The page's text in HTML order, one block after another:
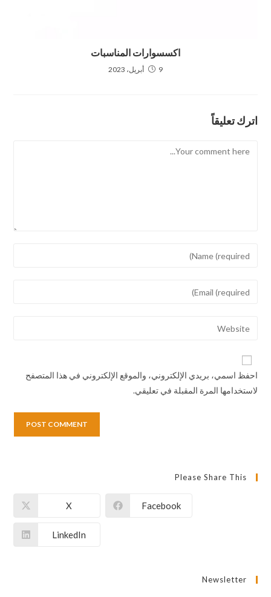
اكسسوارات المناسبات
9 أبريل، 2023
اترك تعليقاً
احفظ اسمي، بريدي الإلكتروني، والموقع الإلكتروني في هذا المتصفح
لاستخدامها المرة المقبلة في تعليقي.
Please Share This
X Facebook
LinkedIn
Newsletter